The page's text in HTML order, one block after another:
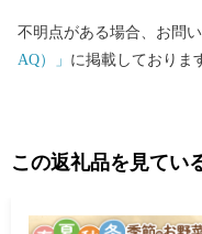
不明点がある場合、お問
AQ）」 に掲載しておりま
この返礼品を見てい